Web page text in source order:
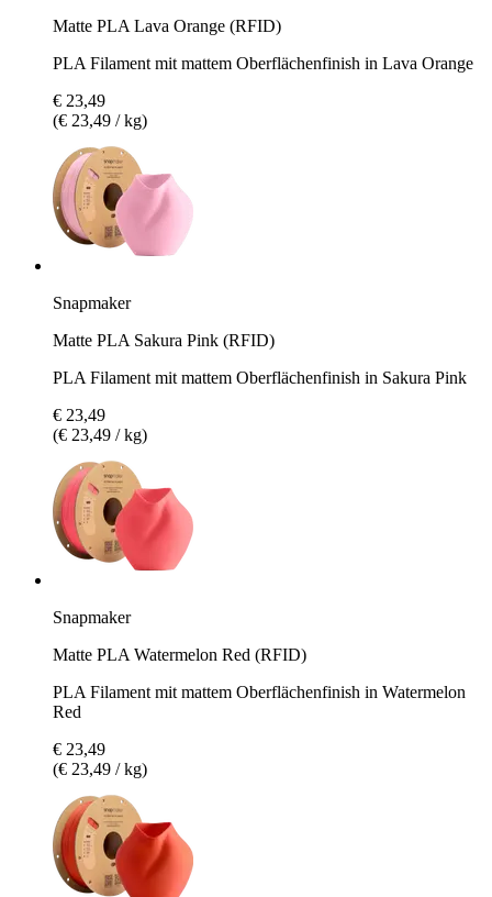
Matte PLA Lava Orange (RFID)
PLA Filament mit mattem Oberflächenfinish in Lava Orange
€ 23,49
(€ 23,49 / kg)
Snapmaker
Matte PLA Sakura Pink (RFID)
PLA Filament mit mattem Oberflächenfinish in Sakura Pink
€ 23,49
(€ 23,49 / kg)
Snapmaker
Matte PLA Watermelon Red (RFID)
PLA Filament mit mattem Oberflächenfinish in Watermelon
Red
€ 23,49
(€ 23,49 / kg)